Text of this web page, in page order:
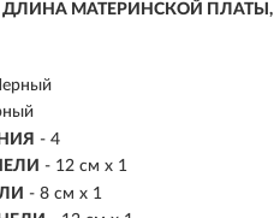
МАТЕРИНСКОЙ ПЛАТЫ,
- 4
- 12 см x 1
- 8 см x 1